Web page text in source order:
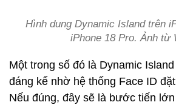
Hình dung Dynamic Island trên
iPhone 18 Pro. Ảnh từ
Một trong số đó là Dynamic
đáng kể nhờ hệ thống Face ID
Nếu đúng, đây sẽ là bước tiến